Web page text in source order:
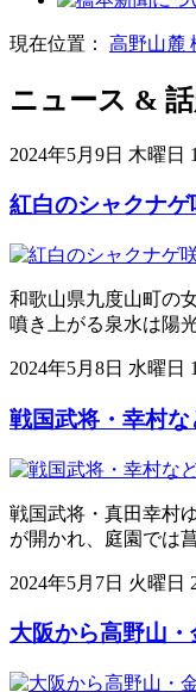
現在位置： 高野山麓
ニュース &
2024年5月9日 木曜日
紅白のシャクナ
和歌山県九度山町の
噴き上がる泉水は陽
2024年5月8日 水曜日
戦国武将・幸村
戦国武将・真田幸村
が開かれ、庭園では
2024年5月7日 火曜日
大阪から高野山